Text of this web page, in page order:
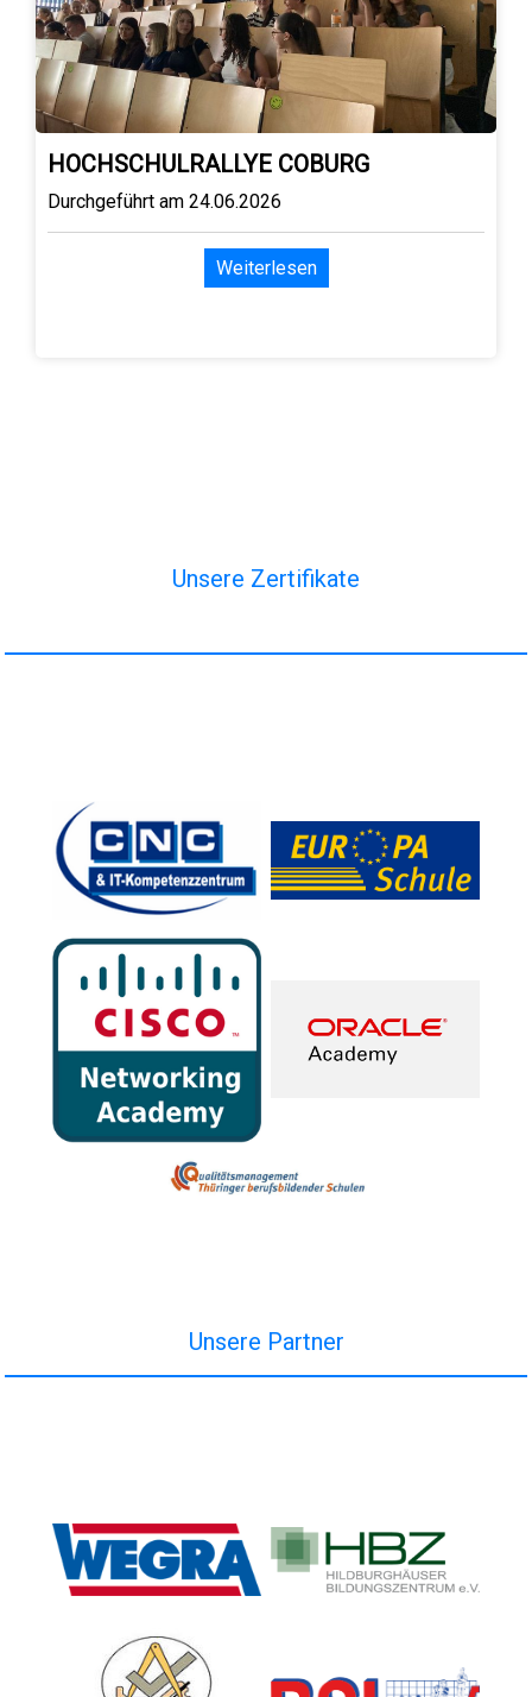
HOCHSCHULRALLYE COBURG
Durchgeführt am 24.06.2026
Weiterlesen
Unsere Zertifikate
Unsere Partner